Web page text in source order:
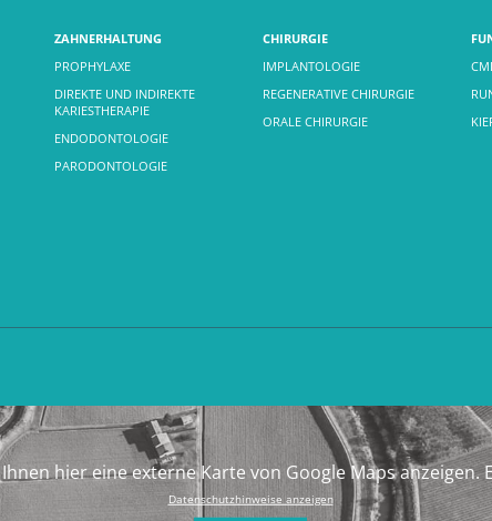
ZAHNERHALTUNG
PROPHYLAXE
DIREKTE UND INDIREKTE
KARIESTHERAPIE
ENDODONTOLOGIE
PARODONTOLOGIE
CHIRURGIE
IMPLANTOLOGIE
REGENERATIVE CHIRURGIE
ORALE CHIRURGIE
hier eine externe Karte von Google Maps anzeigen.
Datenschutzhinweise anzeigen